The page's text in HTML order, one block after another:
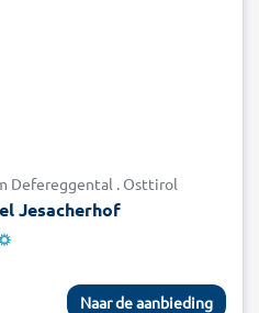
Defereggental . Osttirol
Jesacherhof
Naar de aanbieding